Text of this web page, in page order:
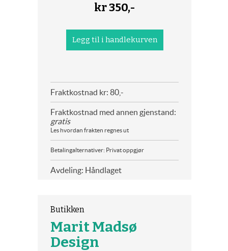
kr350,-
Fraktkostnad kr: 80,-
Fraktkostnad med annen gjenstand:
gratis
Les hvordan frakten regnes ut
Betalingalternativer: Privat oppgjør
Avdeling: Håndlaget
Butikken
Marit Madsø
Design